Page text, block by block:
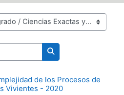
Buscar cursos
de los Procesos de
Vivientes - 2020